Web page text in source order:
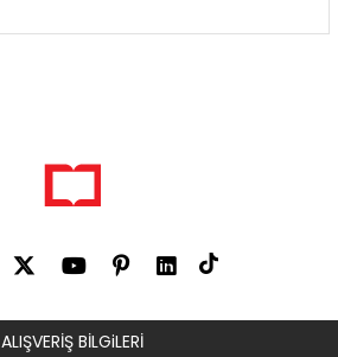
ALIŞVERİŞ BİLGiLERİ